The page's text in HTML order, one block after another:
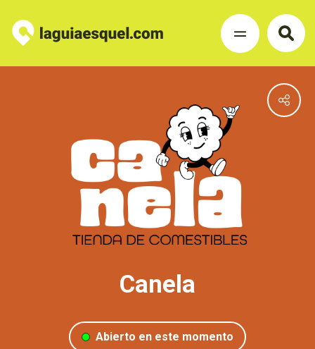
Canela
Abierto en este momento